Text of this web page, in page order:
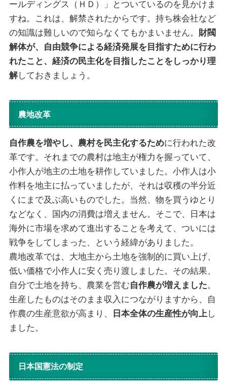
ールディングス（ＨＤ）」とついているのを見かけま
すね。これは、解禁されたからです。持ち株会社など
の知識は難しいので知らなくてもかまいません。 財閥
解体が、自由競争による経済発展を目指すために行わ
れたこと、経済の民主化を目指したことをしっかり理
解しておきましょう。
農地改革
自作農を増やし、農村を民主化するために行われた改
革です。それまでの農村は地主が権力を握っていて、
小作人が地主の土地を耕作していました。小作人は小
作料を地主に払っていましたが、それは収穫の半分近
くにまで及ぶ高いものでした。当然、物を買うゆとり
などなく、国内の消費は増えません。そこで、日本は
海外に市場を求めて進出することを考えて、ついには
戦争をしてしまった、という経緯がありました。
農地改革では、大地主から土地を強制的に買い上げ、
低い価格で小作人に安く売り渡しました。その結果、
自分で土地を持ち、農業を営む自作農が増えました。
生産したものはそのまま収入につながりますから、自
作農の生産意欲が高まり、
日本全体の生産性が向上し
ました。
日本国憲法の制定